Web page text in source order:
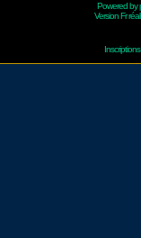
Powered by
Version Fr